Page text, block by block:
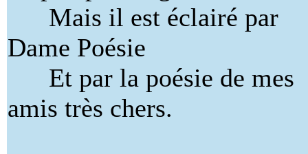
Mais il est éclairé par
Dame Poésie
Et par la poésie de mes
amis très chers.